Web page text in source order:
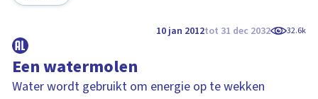
10 jan 2012tot 31 dec 2032 32.6k
Een watermolen
Water wordt gebruikt om energie op te wekken